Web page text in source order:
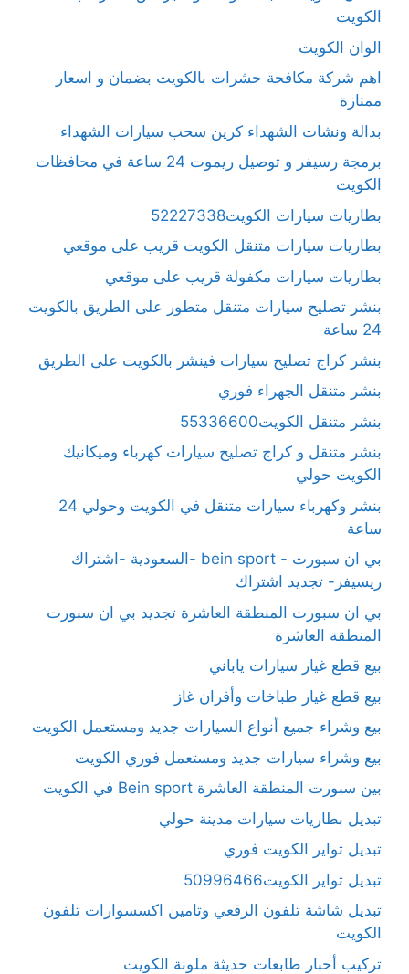
الكويت
الوان الكويت
اهم شركة مكافحة حشرات بالكويت بضمان و اسعار
ممتازة
بدالة ونشات الشهداء كرين سحب سيارات الشهداء
برمجة رسيفر و توصيل ريموت 24 ساعة في محافظات
الكويت
بطاريات سيارات الكويت52227338
بطاريات سيارات متنقل الكويت قريب على موقعي
بطاريات سيارات مكفولة قريب على موقعي
بنشر تصليح سيارات متنقل متطور على الطريق بالكويت
24 ساعة
بنشر كراج تصليح سيارات فينشر بالكويت على الطريق
بنشر متنقل الجهراء فوري
بنشر متنقل الكويت55336600
بنشر متنقل و كراج تصليح سيارات كهرباء وميكانيك
الكويت حولي
بنشر وكهرباء سيارات متنقل في الكويت وحولي 24
ساعة
بي ان سبورت - bein sport -السعودية -اشتراك
ريسيفر- تجديد اشتراك
بي ان سبورت المنطقة العاشرة تجديد بي ان سبورت
المنطقة العاشرة
بيع قطع غيار سيارات ياباني
بيع قطع غيار طباخات وأفران غاز
بيع وشراء جميع أنواع السيارات جديد ومستعمل الكويت
بيع وشراء سيارات جديد ومستعمل فوري الكويت
بين سبورت المنطقة العاشرة Bein sport في الكويت
تبديل بطاريات سيارات مدينة حولي
تبديل تواير الكويت فوري
تبديل تواير الكويت50996466
تبديل شاشة تلفون الرقعي وتامين اكسسوارات تلفون
الكويت
تركيب أحبار طابعات حديثة ملونة الكويت